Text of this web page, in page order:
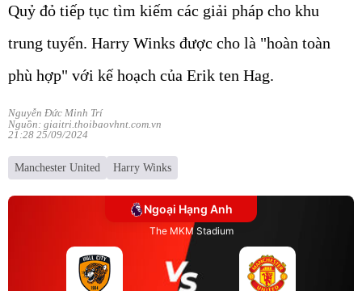
Quỷ đỏ tiếp tục tìm kiếm các giải pháp cho khu
trung tuyến. Harry Winks được cho là "hoàn toàn
phù hợp" với kế hoạch của Erik ten Hag.
Nguyễn Đức Minh Trí
Nguồn: giaitri.thoibaovhnt.com.vn
21:28 25/09/2024
Manchester United Harry Winks
Ngoại Hạng Anh
The MKM Stadium